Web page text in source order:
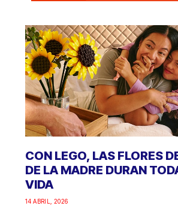
CON LEGO, LAS FLORES
DE LA MADRE DURAN
VIDA
14 ABRIL, 2026